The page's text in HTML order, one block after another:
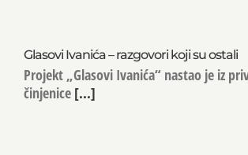
Glasovi Ivanića – razgovori koji su ostali
Projekt „Glasovi Ivanića“ nastao je iz
činjenice [...]